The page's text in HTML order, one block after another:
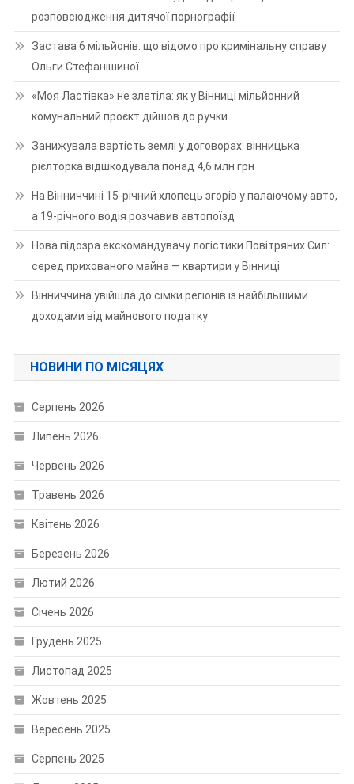
розповсюдження дитячої порнографії
Застава 6 мільйонів: що відомо про кримінальну справу
Ольги Стефанішиної
«Моя Ластівка» не злетіла: як у Вінниці мільйонний
комунальний проєкт дійшов до ручки
Занижувала вартість землі у договорах: вінницька
рієлторка відшкодувала понад 4,6 млн грн
На Вінниччині 15-річний хлопець згорів у палаючому авто,
а 19-річного водія розчавив автопоїзд
Нова підозра екскомандувачу логістики Повітряних Сил:
серед прихованого майна — квартири у Вінниці
Вінниччина увійшла до сімки регіонів із найбільшими
доходами від майнового податку
НОВИНИ ПО МІСЯЦЯХ
Серпень 2026
Липень 2026
Червень 2026
Травень 2026
Квітень 2026
Березень 2026
Лютий 2026
Січень 2026
Грудень 2025
Листопад 2025
Жовтень 2025
Вересень 2025
Серпень 2025